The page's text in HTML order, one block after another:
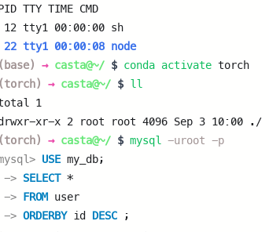
TTY TIME CMD
12 tty1 00:00:00 sh
22 tty1 00:00:08 node
(base) → casta@~/ $ conda activate torch
(torch) → casta@~/ $ ll
1
xr-x 2 root root 4096 Sep 3 10:00 ./
(torch) → casta@~/ $ mysql -uroot -p
USE my_db;
-> SELECT *
-> FROM user
-> ORDERBY id DESC ;